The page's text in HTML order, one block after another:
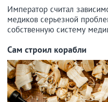
Император считал
медиков серьезной
собственную систему
Сам строил корабли